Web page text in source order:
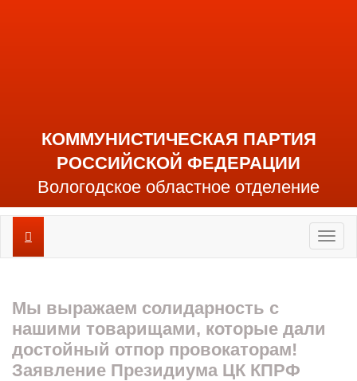
КОММУНИСТИЧЕСКАЯ ПАРТИЯ
РОССИЙСКОЙ ФЕДЕРАЦИИ
Вологодское областное отделение
Мы выражаем солидарность с
нашими товарищами, которые дали
достойный отпор провокаторам!
Заявление Президиума ЦК КПРФ